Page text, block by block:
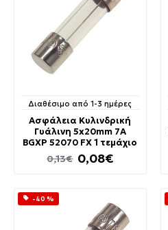
Διαθέσιμο από 1-3 ημέρες
Ασφάλεια Κυλινδρική
Γυάλινη 5x20mm 7A
BGXP 52070 FX 1 τεμάχιο
0,08€
0,13€
-40 %